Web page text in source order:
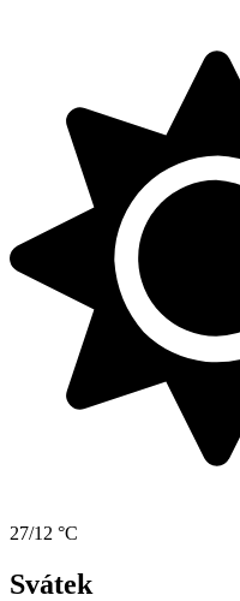
27/12 °C
Svátek